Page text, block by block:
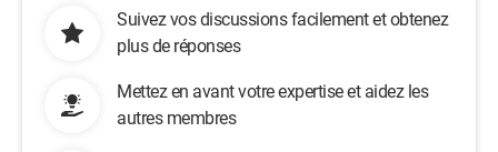
Suivez vos discussions facilement et obtenez
plus de réponses
Mettez en avant votre expertise et aidez les
autres membres